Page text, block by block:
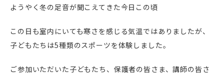
ようやく冬の足音が聞こえてきた今日この頃
この日も室内にいても寒さを感じる気温ではありましたが、
子どもたちは5種類のスポーツを体験しました。
ご参加いただいた子どもたち、保護者の皆さま、講師の皆さ